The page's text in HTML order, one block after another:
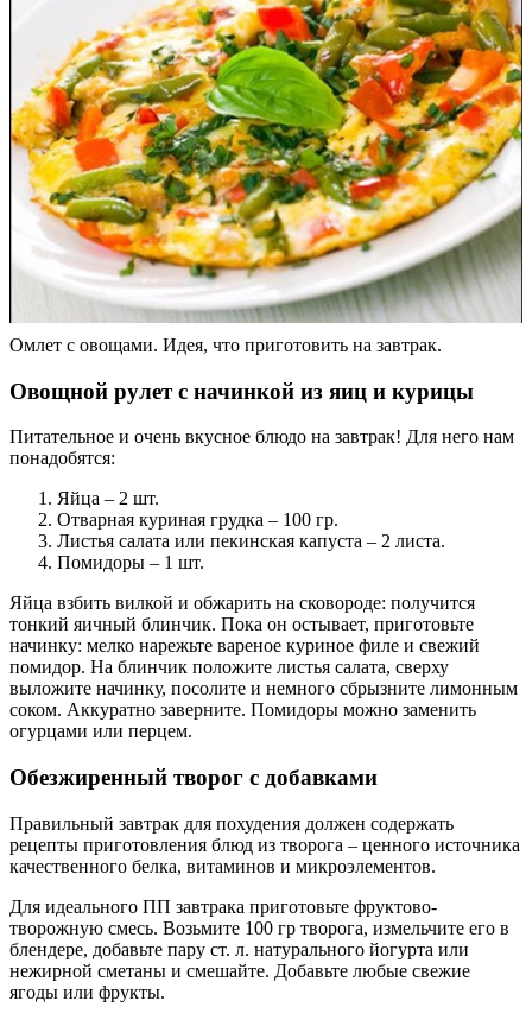
Омлет с овощами. Идея, что приготовить на завтрак.
Овощной рулет с начинкой из яиц и курицы
Питательное и очень вкусное блюдо на завтрак! Для него нам
понадобятся:
Яйца – 2 шт.
Отварная куриная грудка – 100 гр.
Листья салата или пекинская капуста – 2 листа.
Помидоры – 1 шт.
Яйца взбить вилкой и обжарить на сковороде: получится
тонкий яичный блинчик. Пока он остывает, приготовьте
начинку: мелко нарежьте вареное куриное филе и свежий
помидор. На блинчик положите листья салата, сверху
выложите начинку, посолите и немного сбрызните лимонным
соком. Аккуратно заверните. Помидоры можно заменить
огурцами или перцем.
Обезжиренный творог с добавками
Правильный завтрак для похудения должен содержать
рецепты приготовления блюд из творога – ценного источника
качественного белка, витаминов и микроэлементов.
Для идеального ПП завтрака приготовьте фруктово-
творожную смесь. Возьмите 100 гр творога, измельчите его в
блендере, добавьте пару ст. л. натурального йогурта или
нежирной сметаны и смешайте. Добавьте любые свежие
ягоды или фрукты.